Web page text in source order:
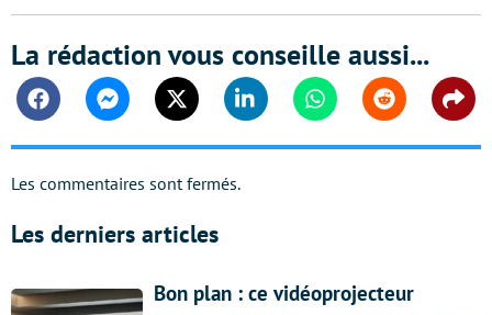
La rédaction vous conseille aussi...
FacebookMessengerTwitter Linkedin WhatsappReddit
Les commentaires sont fermés.
Les derniers articles
Bon plan : ce vidéoprojecteur